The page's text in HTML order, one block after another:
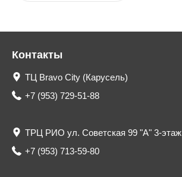
Контакты
ТЦ Bravo City (Карусель)
+7 (953) 729-51-88
ТРЦ РИО ул. Советская 99 "А" 3-этаж
+7 (953) 713-59-80